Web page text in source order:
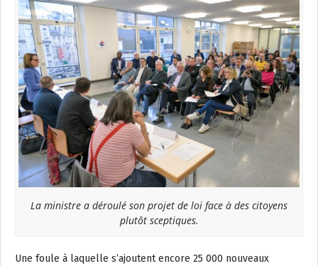
La ministre a déroulé son projet de loi face à des citoyens
plutôt sceptiques.
Une foule à laquelle s’ajoutent encore 25 000 nouveaux